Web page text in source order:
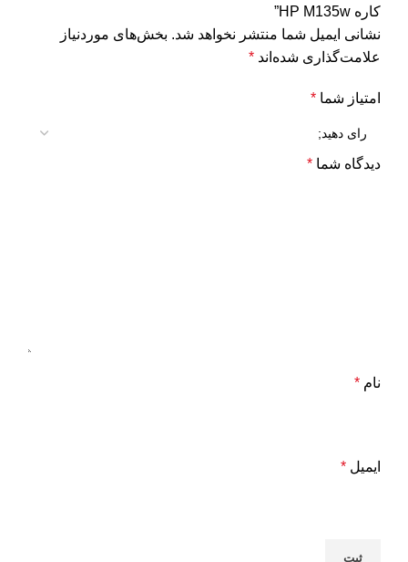
کاره HP M135w”
نشانی ایمیل شما منتشر نخواهد شد. بخش‌های موردنیاز
علامت‌گذاری شده‌اند *
امتیاز شما *
دیدگاه شما *
نام *
ایمیل *